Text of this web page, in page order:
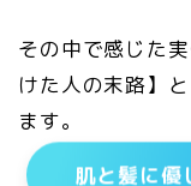
その中で感じた
けた人の末路】
ます。